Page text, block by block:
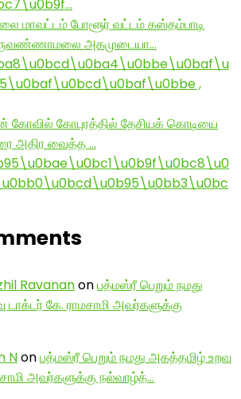
மாவட்டம் போளூர் வட்டம் கஸ்தம்பாடி
அகமுடையா…
,
கோவில் கோபுரத்தில் தேசியக் கொடியை
அதிர வைத்த …
Ravananonபத்மஸ்ரீ பெறும் நமது
டாக்டர் கே. ராமசாமி அவர்களுக்கு
Nonபத்மஸ்ரீ பெறும் நமது அகத்தமிழ் உறவு
அவர்களுக்கு நல்வாழ்த்…